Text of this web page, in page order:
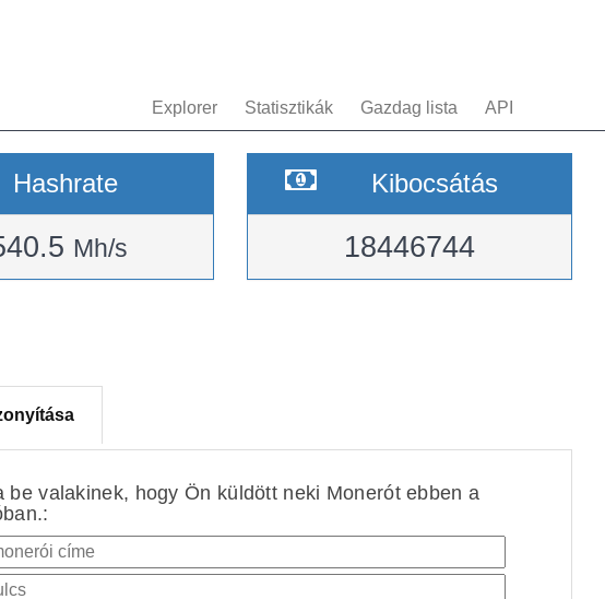
Explorer Statisztikák Gazdag lista API
Hashrate
Mh/s
Kibocsátás
18446744
be valakinek, hogy Ön küldött neki Monerót ebben a